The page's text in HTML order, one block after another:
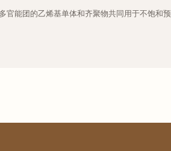
官能团的乙烯基单体和齐聚物共同用于不饱和预